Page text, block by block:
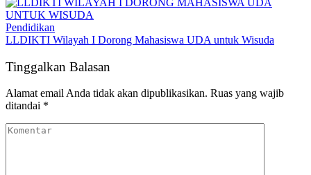
Pendidikan
LLDIKTI Wilayah I Dorong Mahasiswa UDA untuk Wisuda
Tinggalkan Balasan
Alamat email Anda tidak akan dipublikasikan. Ruas yang wajib
ditandai *